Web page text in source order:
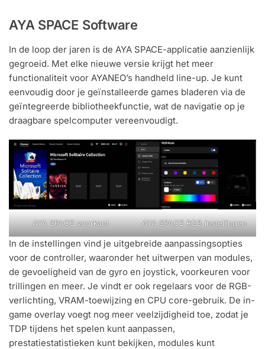
AYA SPACE Software
In de loop der jaren is de AYA SPACE-applicatie aanzienlijk
gegroeid. Met elke nieuwe versie krijgt het meer
functionaliteit voor AYANEO’s handheld line-up. Je kunt
eenvoudig door je geïnstalleerde games bladeren via de
geïntegreerde bibliotheekfunctie, wat de navigatie op je
draagbare spelcomputer vereenvoudigt.
AYA SPACE voorkant AYA SPACE RGB instellingen
In de instellingen vind je uitgebreide aanpassingsopties
voor de controller, waaronder het uitwerpen van modules,
de gevoeligheid van de gyro en joystick, voorkeuren voor
trillingen en meer. Je vindt er ook regelaars voor de RGB-
verlichting, VRAM-toewijzing en CPU core-gebruik. De in-
game overlay voegt nog meer veelzijdigheid toe, zodat je
TDP tijdens het spelen kunt aanpassen,
prestatiestatistieken kunt bekijken, modules kunt